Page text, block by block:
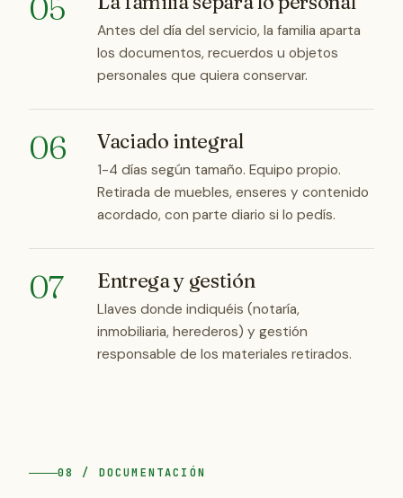
Antes del día del servicio, la familia aparta
los documentos, recuerdos u objetos
personales que quiera conservar.
06 Vaciado integral
1-4 días según tamaño. Equipo propio.
Retirada de muebles, enseres y contenido
acordado, con parte diario si lo pedís.
07 Entrega y gestión
Llaves donde indiquéis (notaría,
inmobiliaria, herederos) y gestión
responsable de los materiales retirados.
08 / DOCUMENTACIÓN